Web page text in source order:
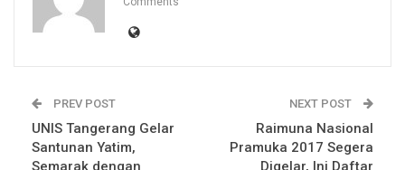
PREV POST
UNIS Tangerang Gelar
Santunan Yatim,
Semarak dengan
NEXT POST
Raimuna Nasional
Pramuka 2017 Segera
Digelar, Ini Daftar